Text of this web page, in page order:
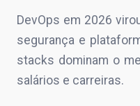
DevOps em 2026
segurança e
stacks dominam o
salários e carreiras.